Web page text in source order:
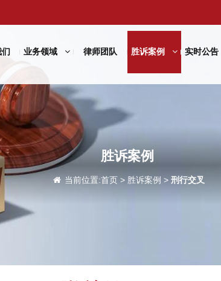
业务领域 律师团队 胜诉案例 实时公告
胜诉案例
当前位置:首页 > 胜诉案例 >刑行交叉